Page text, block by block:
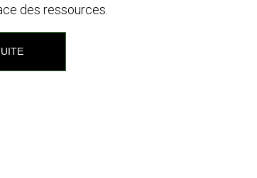
des ressources.